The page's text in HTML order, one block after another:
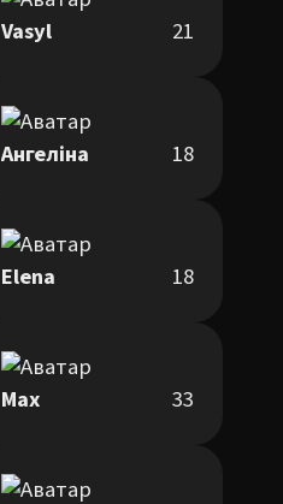
Vasyl 21
Ангеліна 18
Elena 18
Max 33